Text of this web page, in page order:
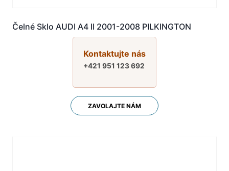
Čelné Sklo AUDI A4 II 2001-2008 PILKINGTON
Kontaktujte nás
+421 951 123 692
ZAVOLAJTE NÁM